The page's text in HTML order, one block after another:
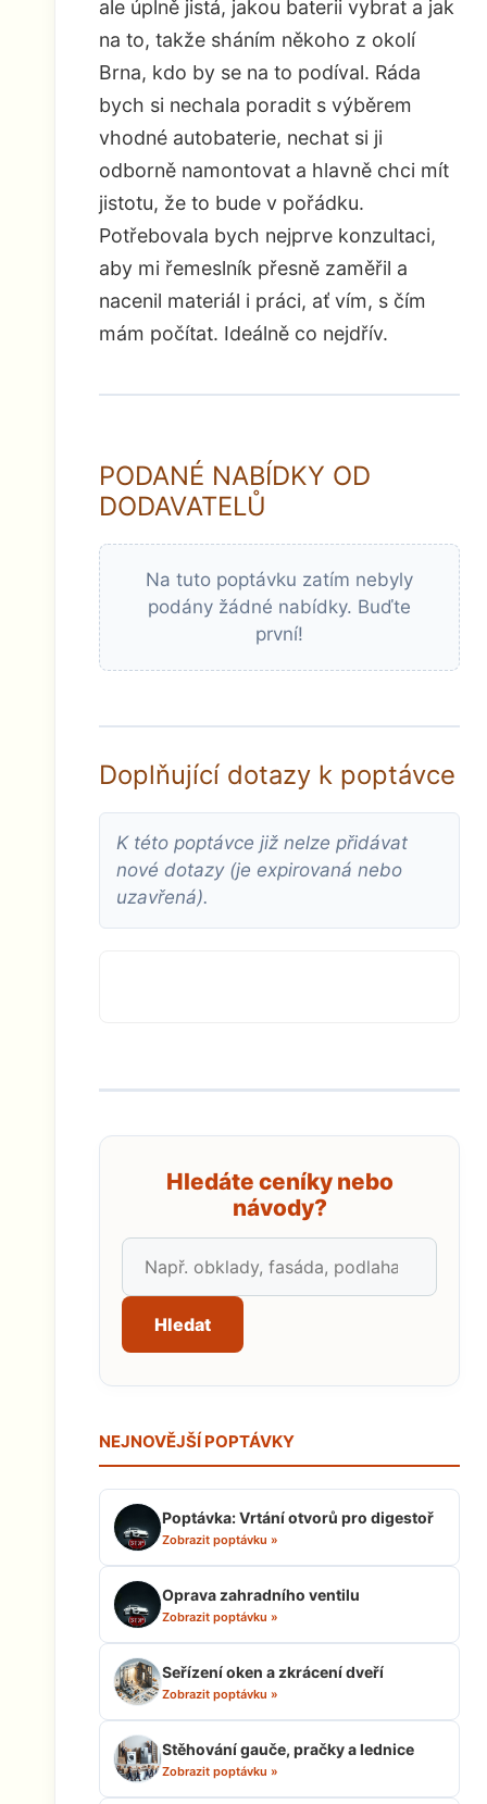
ale úplně jistá, jakou baterii vybrat a jak
na to, takže sháním někoho z okolí
Brna, kdo by se na to podíval. Ráda
bych si nechala poradit s výběrem
vhodné autobaterie, nechat si ji
odborně namontovat a hlavně chci mít
jistotu, že to bude v pořádku.
Potřebovala bych nejprve konzultaci,
aby mi řemeslník přesně zaměřil a
nacenil materiál i práci, ať vím, s čím
mám počítat. Ideálně co nejdřív.
PODANÉ NABÍDKY OD
DODAVATELŮ
Na tuto poptávku zatím nebyly
podány žádné nabídky. Buďte
první!
Doplňující dotazy k poptávce
K této poptávce již nelze přidávat
nové dotazy (je expirovaná nebo
uzavřená).
Hledáte ceníky nebo
návody?
Hledat
NEJNOVĚJŠÍ POPTÁVKY
Poptávka: Vrtání otvorů pro digestoř
Zobrazit poptávku »
Oprava zahradního ventilu
Zobrazit poptávku »
Seřízení oken a zkrácení dveří
Zobrazit poptávku »
Stěhování gauče, pračky a lednice
Zobrazit poptávku »